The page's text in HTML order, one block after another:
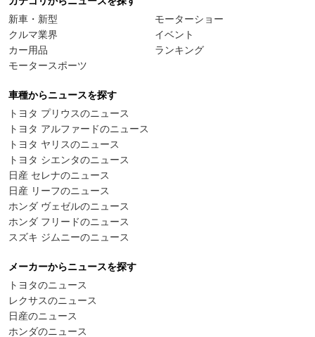
新車・新型
クルマ業界
カー用品
モータースポーツ
モーターショー
イベント
ランキング
車種からニュースを探す
トヨタ プリウスのニュース
トヨタ アルファードのニュース
トヨタ ヤリスのニュース
トヨタ シエンタのニュース
日産 セレナのニュース
日産 リーフのニュース
ホンダ ヴェゼルのニュース
ホンダ フリードのニュース
スズキ ジムニーのニュース
メーカーからニュースを探す
トヨタのニュース
レクサスのニュース
日産のニュース
ホンダのニュース